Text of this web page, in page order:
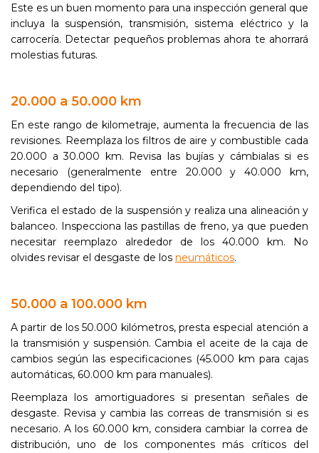
Este es un buen momento para una inspección general que
incluya la suspensión, transmisión, sistema eléctrico y la
carrocería. Detectar pequeños problemas ahora te ahorrará
molestias futuras.
20.000 a 50.000 km
En este rango de kilometraje, aumenta la frecuencia de las
revisiones. Reemplaza los filtros de aire y combustible cada
20.000 a 30.000 km. Revisa las bujías y cámbialas si es
necesario (generalmente entre 20.000 y 40.000 km,
dependiendo del tipo).
Verifica el estado de la suspensión y realiza una alineación y
balanceo. Inspecciona las pastillas de freno, ya que pueden
necesitar reemplazo alrededor de los 40.000 km. No
olvides revisar el desgaste de los neumáticos.
50.000 a 100.000 km
A partir de los 50.000 kilómetros, presta especial atención a
la transmisión y suspensión. Cambia el aceite de la caja de
cambios según las especificaciones (45.000 km para cajas
automáticas, 60.000 km para manuales).
Reemplaza los amortiguadores si presentan señales de
desgaste. Revisa y cambia las correas de transmisión si es
necesario. A los 60.000 km, considera cambiar la correa de
distribución, uno de los componentes más críticos del